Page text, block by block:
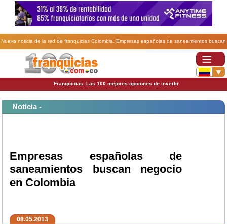
Nueva noticia de la red de franquicias Colombia. Empresas españolas de saneamientos buscan
Franquicias. Las 100 mejores opciones de invertir
Noticia -
Empresas españolas de
saneamientos buscan negocio
en Colombia
08.05.2013